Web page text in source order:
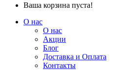
Ваша корзина пуста!
О нас
О нас
Акции
Блог
Доставка и Оплата
Контакты